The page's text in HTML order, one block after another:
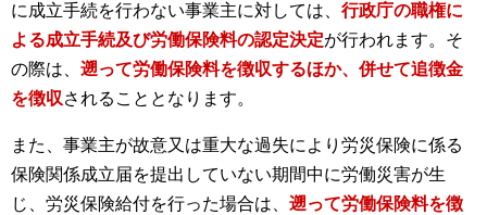
に成立手続を行わない事業主に対しては、 行政庁の職権に
よる成立手続及び労働保険料の認定決定が行われます。そ
の際は、 遡って労働保険料を徴収するほか、併せて追徴金
を徴収されることとなります。
また、事業主が故意又は重大な過失により労災保険に係る
保険関係成立届を提出していない期間中に労働災害が生
じ、労災保険給付を行った場合は、 遡って労働保険料を徴